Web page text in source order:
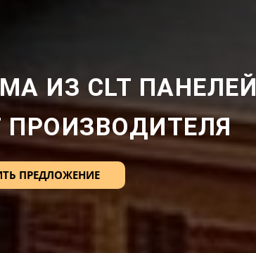
ИЗ CLT ПАНЕЛЕЙ
ПРЕДЛОЖЕНИЕ